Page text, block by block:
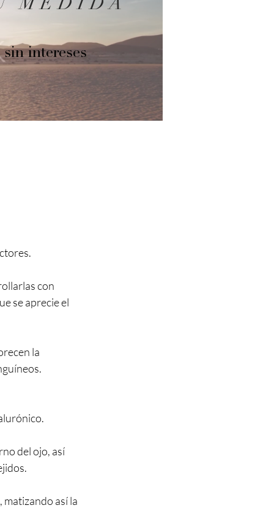
MEDIDA
intereses
con
se aprecie el
la
del ojo, así
matizando así la